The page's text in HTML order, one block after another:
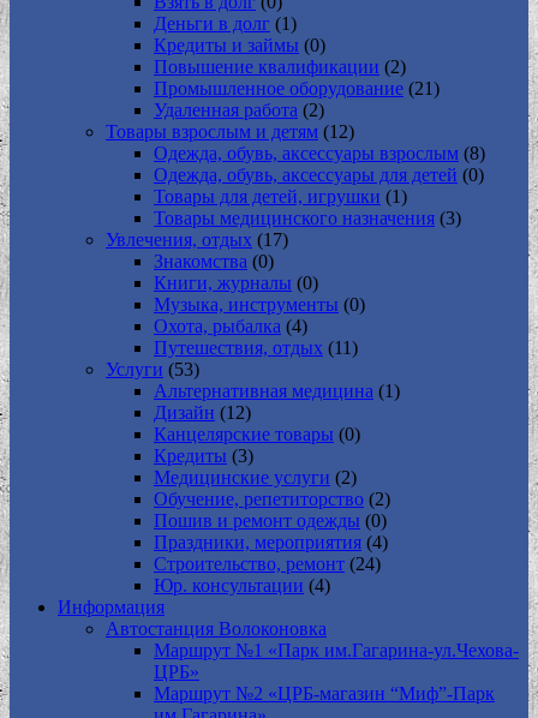
Деньги в долг (1)
Кредиты и займы (0)
Повышение квалификации (2)
Промышленное оборудование (21)
Удаленная работа (2)
Товары взрослым и детям (12)
Одежда, обувь, аксессуары взрослым (8)
Одежда, обувь, аксессуары для детей (0)
Товары для детей, игрушки (1)
Товары медицинского назначения (3)
Увлечения, отдых (17)
Знакомства (0)
Книги, журналы (0)
Музыка, инструменты (0)
Охота, рыбалка (4)
Путешествия, отдых (11)
Услуги (53)
Альтернативная медицина (1)
Дизайн (12)
Канцелярские товары (0)
Кредиты (3)
Медицинские услуги (2)
Обучение, репетиторство (2)
Пошив и ремонт одежды (0)
Праздники, мероприятия (4)
Строительство, ремонт (24)
Юр. консультации (4)
Информация
Автостанция Волоконовка
Маршрут №1 «Парк им.Гагарина-ул.Чехова-
ЦРБ»
Маршрут №2 «ЦРБ-магазин “Миф”-Парк